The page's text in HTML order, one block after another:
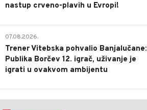
nastup crveno-plavih u Evropi!
07.08.2026.
Trener Vitebska pohvalio Banjalučane:
Publika Borčev 12. igrač, uživanje je
igrati u ovakvom ambijentu